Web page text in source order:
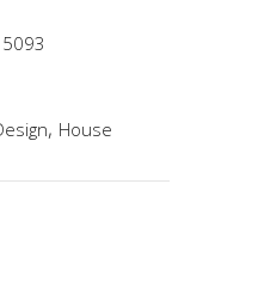
5093
, House